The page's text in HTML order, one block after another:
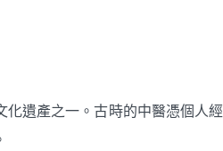
遺產之一。古時的中醫憑個人